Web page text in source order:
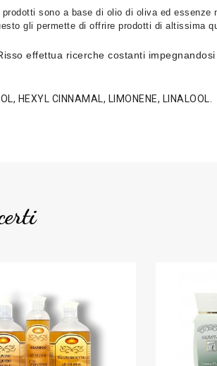
sono a base di olio di oliva ed essenze
gli permette di offrire prodotti di altissima
effettua ricerche costanti
HEXYL CINNAMAL, LIMONENE, LINALOOL.